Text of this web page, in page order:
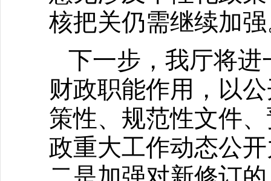
核把关仍需继续加
下一步，我厅将
财政职能作用，以
策性、规范性文件
政重大工作动态公